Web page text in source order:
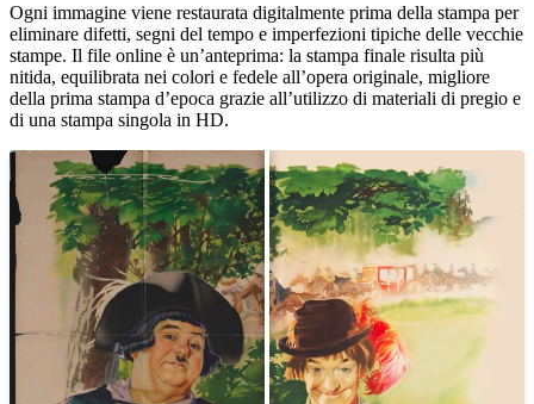
Ogni immagine viene restaurata digitalmente prima della stampa per
eliminare difetti, segni del tempo e imperfezioni tipiche delle vecchie
stampe. Il file online è un’anteprima: la stampa finale risulta più
nitida, equilibrata nei colori e fedele all’opera originale, migliore
della prima stampa d’epoca grazie all’utilizzo di materiali di pregio e
di una stampa singola in HD.